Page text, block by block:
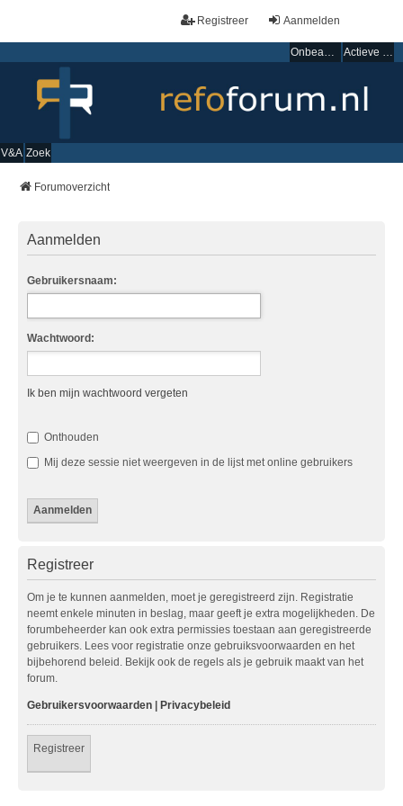
Aanmelden
Registreer
Onbeantwoorde onderwerpen Actieve onderwerpen
V&A Zoek
Forumoverzicht
Aanmelden
Gebruikersnaam:
Wachtwoord:
Ik ben mijn wachtwoord vergeten
Onthouden
Mij deze sessie niet weergeven in de lijst met online gebruikers
Registreer
Om je te kunnen aanmelden, moet je geregistreerd zijn. Registratie
neemt enkele minuten in beslag, maar geeft je extra mogelijkheden. De
forumbeheerder kan ook extra permissies toestaan aan geregistreerde
gebruikers. Lees voor registratie onze gebruiksvoorwaarden en het
bijbehorend beleid. Bekijk ook de regels als je gebruik maakt van het
forum.
Gebruikersvoorwaarden | Privacybeleid
Registreer